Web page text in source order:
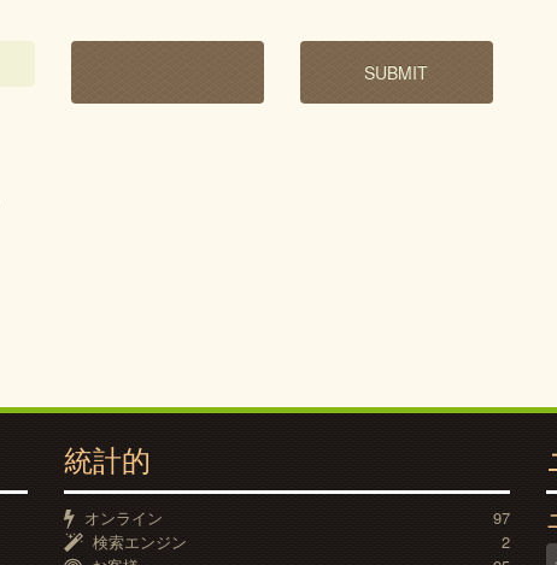
統計的
オンライン
97
検索エンジン
2